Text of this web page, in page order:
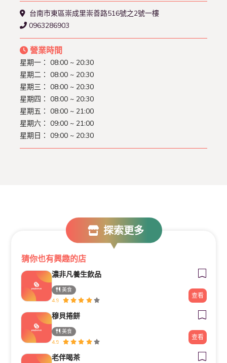
台南市東區崇成里崇善路516號之2號一樓
0963286903
營業時間
星期一： 08:00 ~ 20:30
星期二： 08:00 ~ 20:30
星期三： 08:00 ~ 20:30
星期四： 08:00 ~ 20:30
星期五： 08:00 ~ 21:00
星期六： 09:00 ~ 21:00
星期日： 09:00 ~ 20:30
探索更多
猜你也有興趣的店
濃非凡養生飲品
美食
4.9
查看
穆貝捲餅
美食
4.9
查看
老伴喝茶